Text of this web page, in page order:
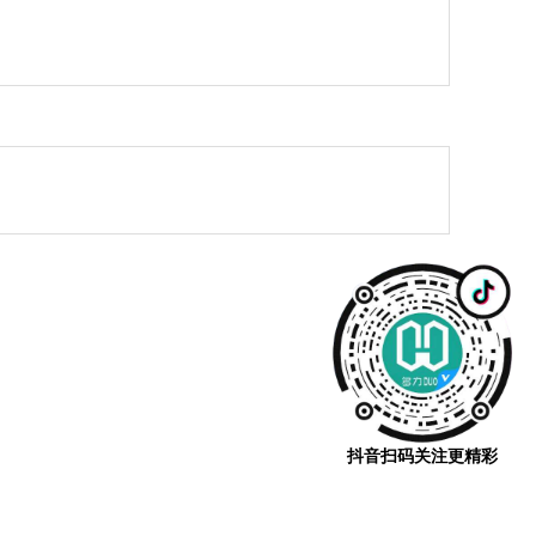
抖音扫码关注更精彩